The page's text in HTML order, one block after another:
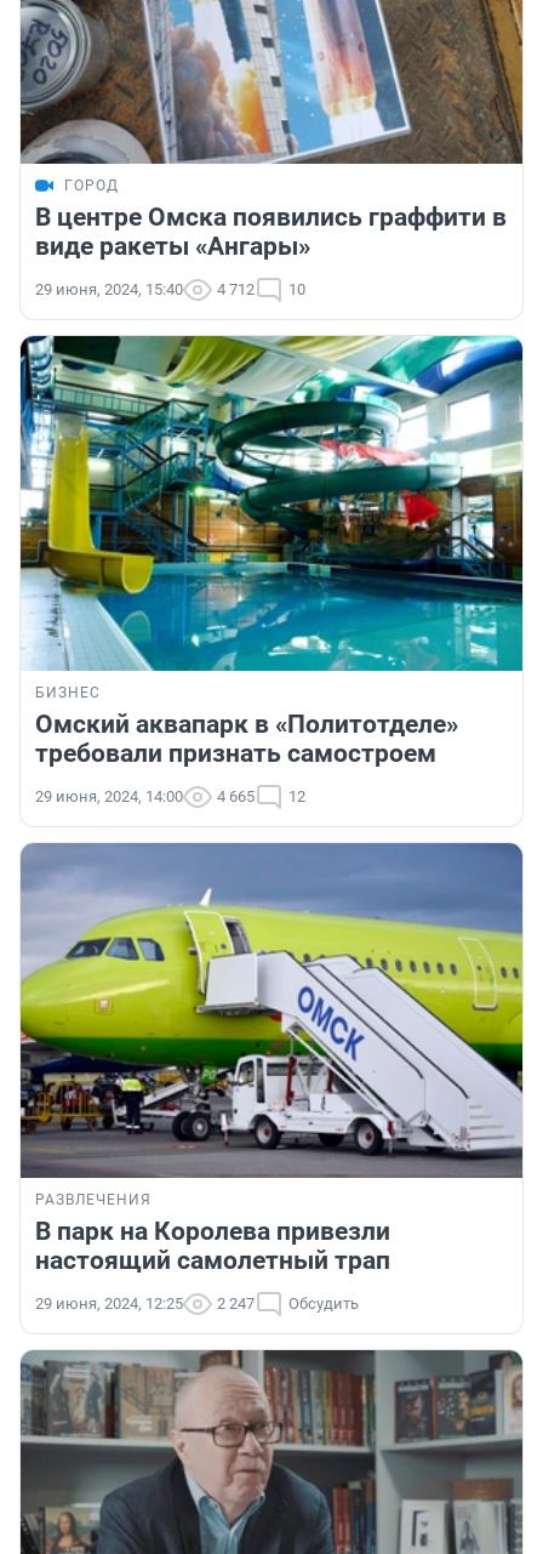
ГОРОД
В центре Омска появились граффити в
виде ракеты «Ангары»
29 июня, 2024, 15:40 4 712 10
БИЗНЕС
Омский аквапарк в «Политотделе»
требовали признать самостроем
29 июня, 2024, 14:00 4 665 12
РАЗВЛЕЧЕНИЯ
В парк на Королева привезли
настоящий самолетный трап
29 июня, 2024, 12:25 2 247 Обсудить